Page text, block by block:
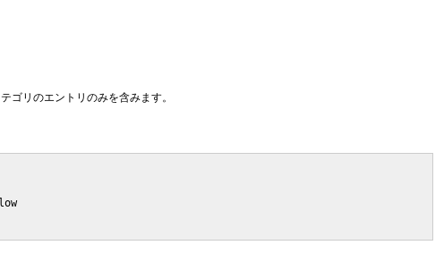
ゴリのエントリのみを含みます。